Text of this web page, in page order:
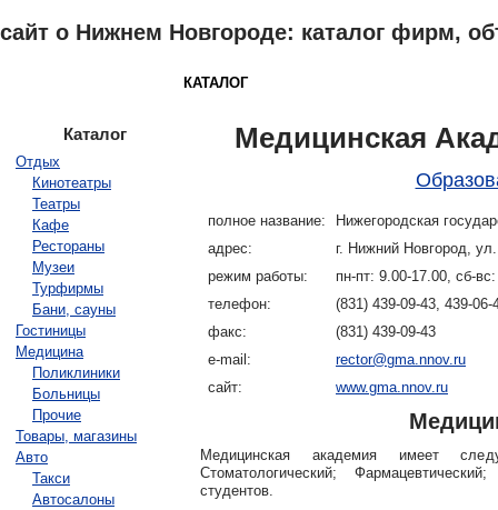
сайт о Нижнем Новгороде: каталог фирм,
КАТАЛОГ
Медицинская
полное название:
Нижегородская
адрес:
г. Нижний Новгород,
режим работы:
пн-пт: 9.00-17.00, сб-
телефон:
(831) 439-09-43, 439-06-
факс:
(831) 439-09-43
e-mail:
rector@gma.nnov.ru
сайт:
www.gma.nnov.ru
Медицинская академия имеет
Стоматологический;
студентов.
Каталог
Отдых
Кинотеатры
Театры
Кафе
Рестораны
Музеи
Турфирмы
Бани, сауны
Гостиницы
Медицина
Поликлиники
Больницы
Прочие
Товары, магазины
Авто
Такси
Автосалоны